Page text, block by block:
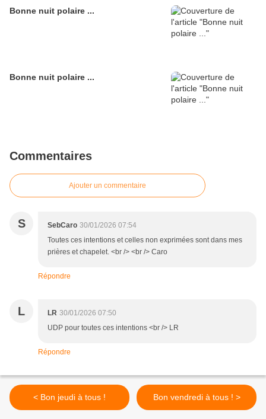
Bonne nuit polaire ...
Bonne nuit polaire ...
Commentaires
Ajouter un commentaire
S SebCaro 30/01/2026 07:54
Toutes ces intentions et celles non exprimées sont dans mes
prières et chapelet. <br /> <br /> Caro
Répondre
L LR 30/01/2026 07:50
UDP pour toutes ces intentions <br /> LR
Répondre
< Bon jeudi à tous ! Bon vendredi à tous ! >